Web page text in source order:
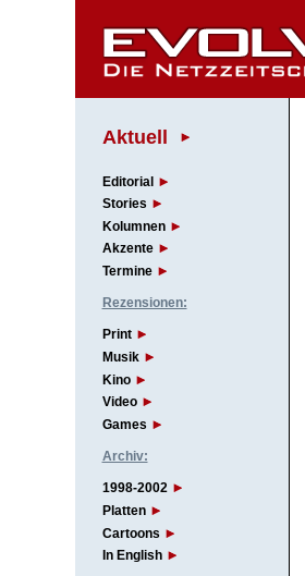
Aktuell
Editorial
Stories
Kolumnen
Akzente
Termine
Rezensionen:
Print
Musik
Kino
Video
Games
Archiv:
1998-2002
Platten
Cartoons
In English